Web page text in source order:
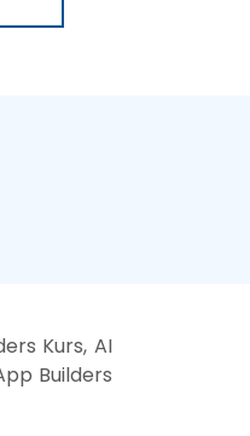
Kurs, AI
Builders